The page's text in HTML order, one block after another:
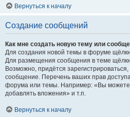
Вернуться к началу
Создание сообщений
Как мне создать новую тему или
Для создания новой темы в форуме
Для размещения сообщения в теме
Возможно, придётся
сообщение. Перечень ваших прав
форума или темы. Например: «Вы
добавлять вложения» и т.п.
Вернуться к началу